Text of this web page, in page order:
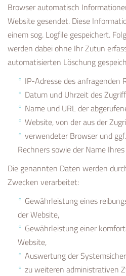
Browser automatisch
Website gesendet. Diese
einem sog. Logfile gespeichert.
werden dabei ohne Ihr Zutun
automatisierten Löschung
IP-Adresse des anfragenden
Datum und Uhrzeit des
Name und URL der
Website, von der aus der
verwendeter Browser und
Rechners sowie der Name
Die genannten Daten werden
Zwecken verarbeitet:
Gewährleistung eines
der Website,
Gewährleistung einer
Website,
Auswertung der
zu weiteren administrativen